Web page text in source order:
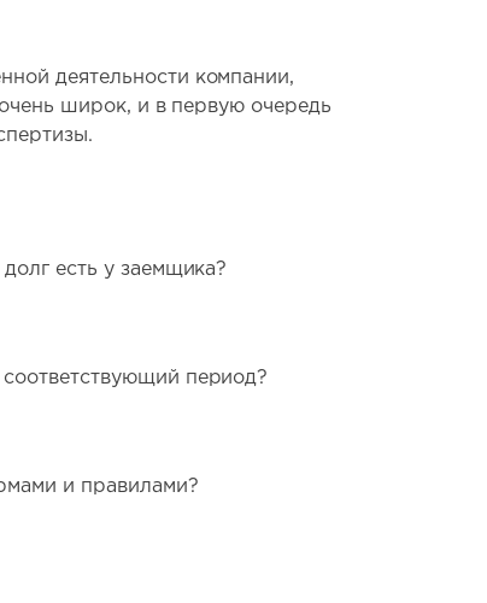
деятельности компании,
широк, и в первую очередь
есть у заемщика?
период?
и правилами?